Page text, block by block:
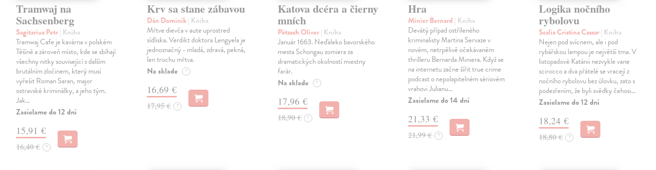
Tramwaj na
Sachsenberg
Sagitarius Petr| Kniha
Tramwaj Cafe je kavárna v polském
Těšíně a zároveň místo, kde se sbíhají
všechny nitky související s dalším
brutálním zločinem, který musí
vyřešit Roman Saran, major
ostravské kriminálky, a jeho tým.
Jak…
Zasielame do 12 dní
15,91 €
16,40 € ?
Krv sa stane zábavou
Dán Dominik| Kniha
Mŕtve dievča v aute uprostred
sídliska. Verdikt doktora Lengyela je
jednoznačný - mladá, zdravá, pekná,
len trochu mŕtva.
Na sklade ?
16,69 €
17,95 € ?
Katova dcéra a čierny
mních
Pötzsch Oliver| Kniha
Január 1663. Neďaleko bavorského
mesta Schongau zomiera za
dramatických okolností miestny
farár.
Na sklade ?
17,96 €
18,90 € ?
Hra
Minier Bernard | Kniha
Devátý případ ostříleného
kriminalisty Martina Servaze v
novém, netrpělivě očekávaném
thrilleru Bernarda Miniera. Když se
na internetu začne šířit true crime
podcast o nepolapitelném sériovém
vrahovi Julianu…
Zasielame do 14 dní
21,33 €
21,99 € ?
Logika nočního
rybolovu
Scalia Cristina Cassar| Kniha
Nejen pod svícnem, ale i pod
rybářskou lampou je největší tma. V
listopadové Katánii nezvykle vane
scirocco a dva přátelé se vracejí z
nočního rybolovu bez úlovku, zato s
podezřením, že byli svědky čehosi…
Zasielame do 12 dní
18,24 €
18,80 € ?